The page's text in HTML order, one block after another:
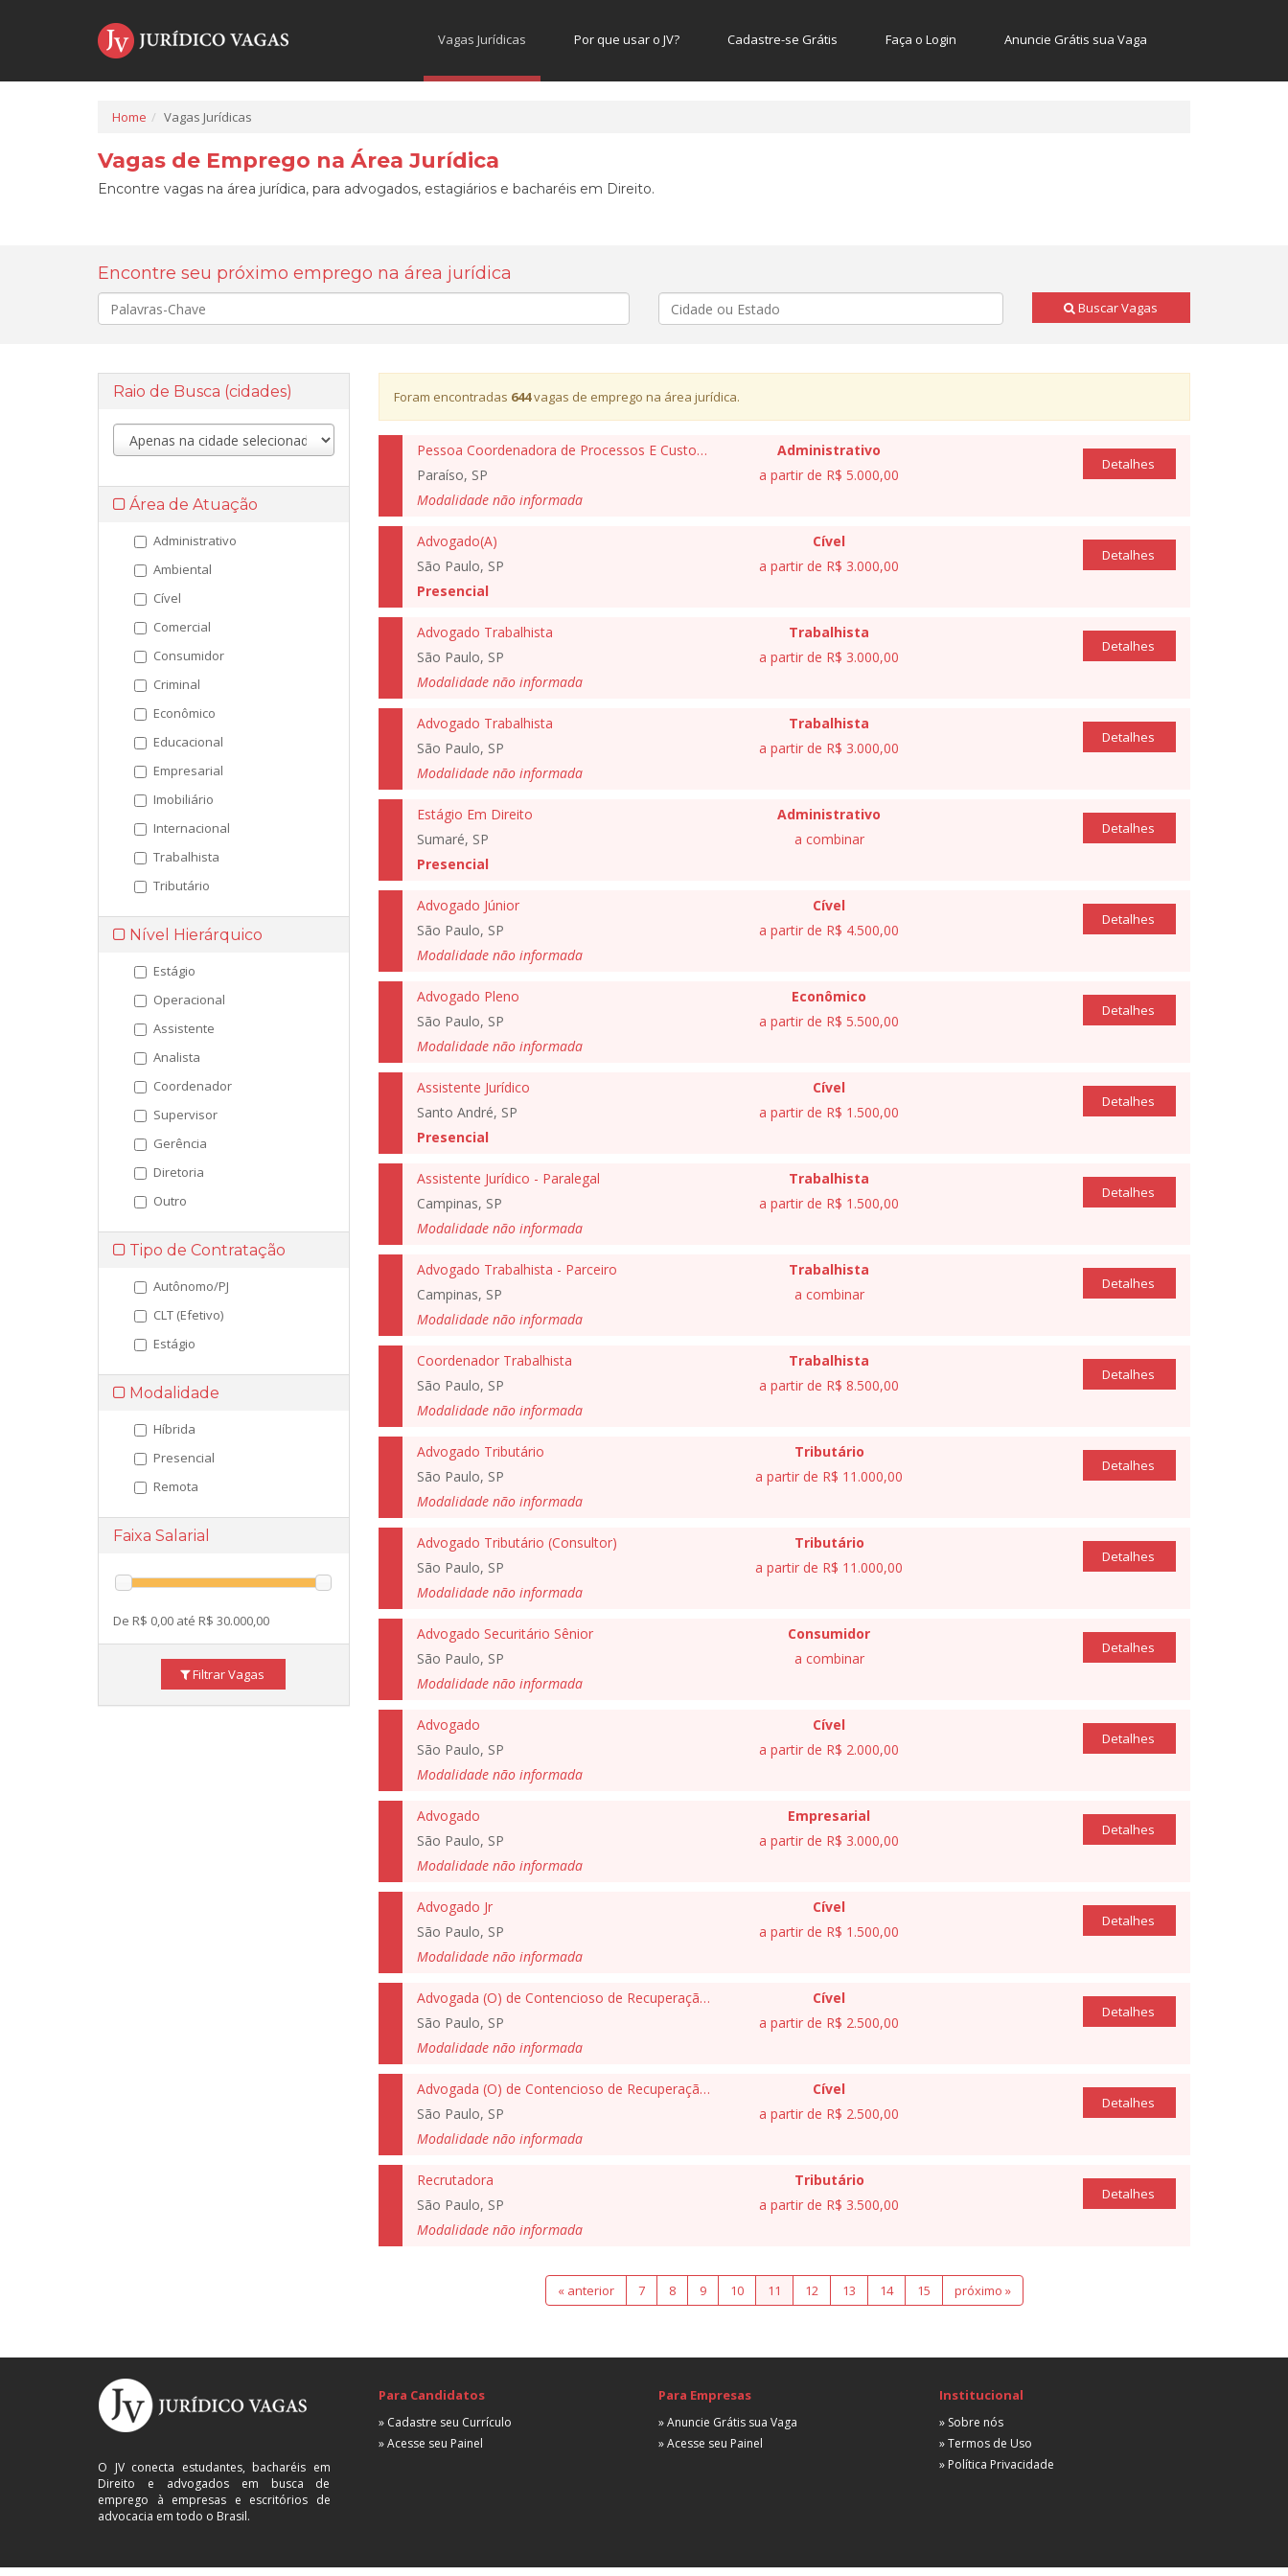
Vagas Jurídicas Por que usar o JV? Cadastre-se Grátis Faça o Login Anuncie Grátis sua Vaga
Home Vagas Jurídicas
Vagas de Emprego na Área Jurídica
Encontre vagas na área jurídica, para advogados, estagiários e bacharéis em Direito.
Encontre seu próximo emprego na área jurídica
Palavra-
chave
Cidade Buscar Vagas
Raio de Busca (cidades)
Área de Atuação
Administrativo
Ambiental
Cível
Comercial
Consumidor
Criminal
Econômico
Educacional
Empresarial
Imobiliário
Internacional
Trabalhista
Tributário
Nível Hierárquico
Estágio
Operacional
Assistente
Analista
Coordenador
Supervisor
Gerência
Diretoria
Outro
Tipo de Contratação
Autônomo/PJ
CLT (Efetivo)
Estágio
Modalidade
Híbrida
Presencial
Remota
Faixa Salarial
De R$ 0,00 até R$ 30.000,00
Filtrar Vagas
Foram encontradas 644vagas de emprego na área jurídica.
Pessoa Coordenadora de Processos E Customer Success
Paraíso, SP
Modalidade não informada
Administrativo
a partir de R$ 5.000,00
Detalhes
Advogado(A)
São Paulo, SP
Presencial
Cível
a partir de R$ 3.000,00
Detalhes
Advogado Trabalhista
São Paulo, SP
Modalidade não informada
Trabalhista
a partir de R$ 3.000,00
Detalhes
Advogado Trabalhista
São Paulo, SP
Modalidade não informada
Trabalhista
a partir de R$ 3.000,00
Detalhes
Estágio Em Direito
Sumaré, SP
Presencial
Administrativo
a combinar
Detalhes
Advogado Júnior
São Paulo, SP
Modalidade não informada
Cível
a partir de R$ 4.500,00
Detalhes
Advogado Pleno
São Paulo, SP
Modalidade não informada
Econômico
a partir de R$ 5.500,00
Detalhes
Assistente Jurídico
Santo André, SP
Presencial
Cível
a partir de R$ 1.500,00
Detalhes
Assistente Jurídico - Paralegal
Campinas, SP
Modalidade não informada
Trabalhista
a partir de R$ 1.500,00
Detalhes
Advogado Trabalhista - Parceiro
Campinas, SP
Modalidade não informada
Trabalhista
a combinar
Detalhes
Coordenador Trabalhista
São Paulo, SP
Modalidade não informada
Trabalhista
a partir de R$ 8.500,00
Detalhes
Advogado Tributário
São Paulo, SP
Modalidade não informada
Tributário
a partir de R$ 11.000,00
Detalhes
Advogado Tributário (Consultor)
São Paulo, SP
Modalidade não informada
Tributário
a partir de R$ 11.000,00
Detalhes
Advogado Securitário Sênior
São Paulo, SP
Modalidade não informada
Consumidor
a combinar
Detalhes
Advogado
São Paulo, SP
Modalidade não informada
Cível
a partir de R$ 2.000,00
Detalhes
Advogado
São Paulo, SP
Modalidade não informada
Empresarial
a partir de R$ 3.000,00
Detalhes
Advogado Jr
São Paulo, SP
Modalidade não informada
Cível
a partir de R$ 1.500,00
Detalhes
Advogada (O) de Contencioso de Recuperação de Crédito
São Paulo, SP
Modalidade não informada
Cível
a partir de R$ 2.500,00
Detalhes
Advogada (O) de Contencioso de Recuperação de Crédito
São Paulo, SP
Modalidade não informada
Cível
a partir de R$ 2.500,00
Detalhes
Recrutadora
São Paulo, SP
Modalidade não informada
Tributário
a partir de R$ 3.500,00
Detalhes
« anterior 7 8 9 10 11 12 13 14 15 próximo »
O JV conecta estudantes, bacharéis em
Direito e advogados em busca de
emprego à empresas e escritórios de
advocacia em todo o Brasil.
Para Candidatos
» Cadastre seu Currículo
» Acesse seu Painel
Para Empresas
» Anuncie Grátis sua Vaga
» Acesse seu Painel
Institucional
» Sobre nós
» Termos de Uso
» Política Privacidade